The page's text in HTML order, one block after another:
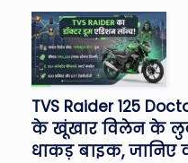
TVS Raider 125
के खूंखार विलेन के
धाकड़ बाइक, जानिए